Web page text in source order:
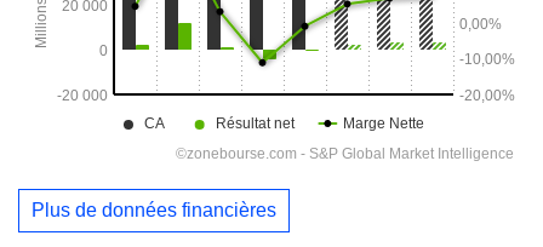
Plus de données financières